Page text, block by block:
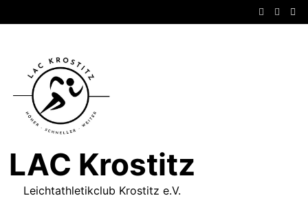
Inhalt
LAC Krostitz
Leichtathletikclub Krostitz e.V.